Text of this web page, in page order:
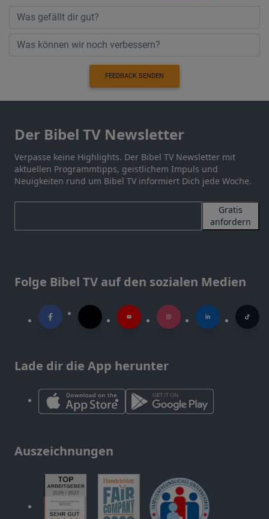
FEEDBACK SENDEN
Der Bibel TV Newsletter
Verpasse keine Highlights. Der Bibel TV Newsletter mit
aktuellen Programmtipps, geistlichem Impuls und
Neuigkeiten rund um Bibel TV informiert Dich jede Woche.
Gratis
anfordern
Folge Bibel TV auf den sozialen Medien
Lade dir die App herunter
Auszeichnungen